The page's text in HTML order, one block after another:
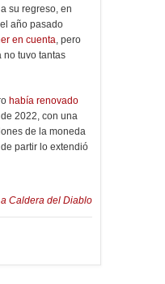
a su regreso, en
año pasado
en cuenta , pero
no tuvo tantas
había renovado
2022, con una
de la moneda
partir lo extendió
Caldera del Diablo